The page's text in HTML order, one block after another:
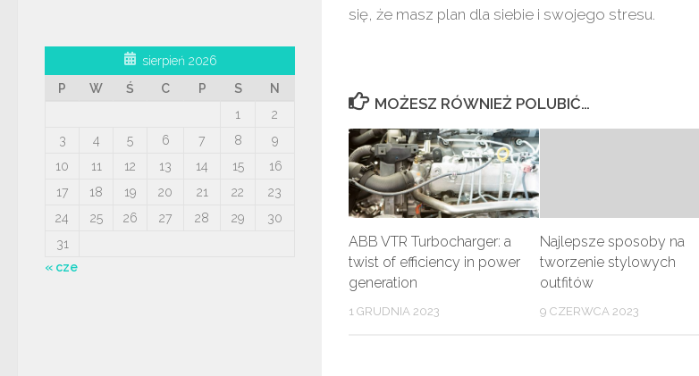
się, że masz plan dla siebie i swojego stresu.
MOŻESZ RÓWNIEŻ POLUBIĆ…
ABB VTR Turbocharger: a
twist of efficiency in power
generation
1 GRUDNIA 2023
Najlepsze sposoby na
tworzenie stylowych
outfitów
9 CZERWCA 2023
sierpień 2026
P
W Ś C P S
N
1
2
3
4 5 6 7 8
9
10
11 12 13 14 15
16
17
18 19 20 21 22
23
24
25 26 27 28 29
30
31
« cze